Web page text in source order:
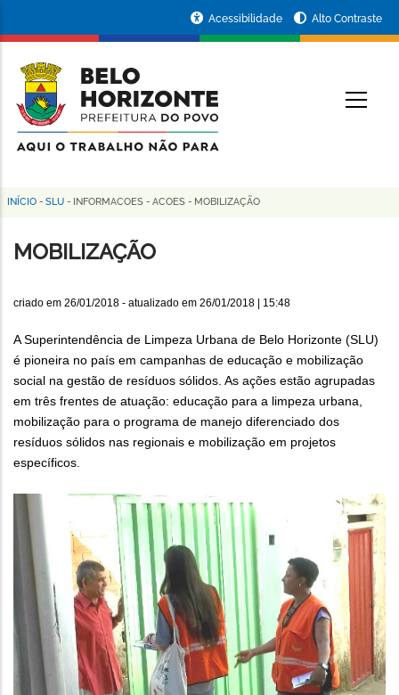
conteúdo
principal
da
Prefeitura
de
Horizonte
Acessibilidade Alto Contraste
Trilha
de
INÍCIO - SLU - INFORMACOES - ACOES - MOBILIZAÇÃO
MOBILIZAÇÃO
criado em 26/01/2018 - atualizado em 26/01/2018 | 15:48
A Superintendência de Limpeza Urbana de Belo Horizonte (SLU)
é pioneira no país em campanhas de educação e mobilização
social na gestão de resíduos sólidos. As ações estão agrupadas
em três frentes de atuação: educação para a limpeza urbana,
mobilização para o programa de manejo diferenciado dos
resíduos sólidos nas regionais e mobilização em projetos
específicos.